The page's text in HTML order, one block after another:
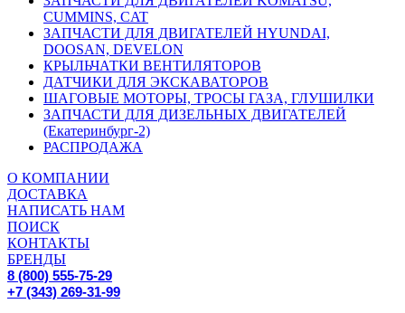
CUMMINS, CAT
ЗАПЧАСТИ ДЛЯ ДВИГАТЕЛЕЙ HYUNDAI,
DOOSAN, DEVELON
КРЫЛЬЧАТКИ ВЕНТИЛЯТОРОВ
ДАТЧИКИ ДЛЯ ЭКСКАВАТОРОВ
ШАГОВЫЕ МОТОРЫ, ТРОСЫ ГАЗА, ГЛУШИЛКИ
ЗАПЧАСТИ ДЛЯ ДИЗЕЛЬНЫХ ДВИГАТЕЛЕЙ
(Екатеринбург-2)
РАСПРОДАЖА
О КОМПАНИИ
ДОСТАВКА
НАПИСАТЬ НАМ
ПОИСК
КОНТАКТЫ
БРЕНДЫ
8 (800) 555-75-29
+7 (343) 269-31-99